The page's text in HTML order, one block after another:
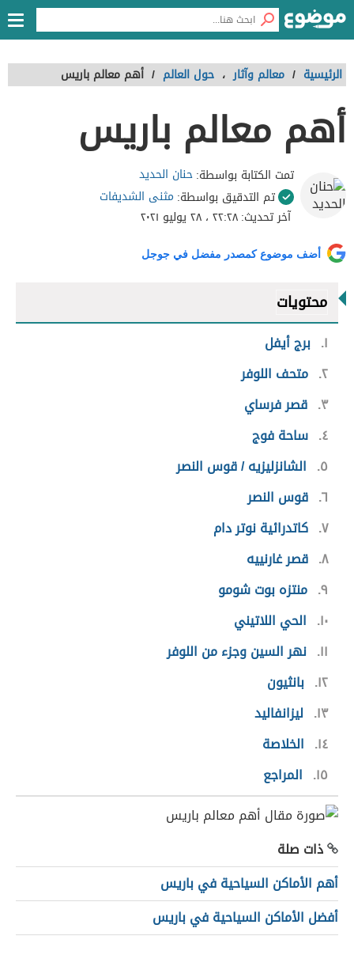
الرئيسية / معالم وآثار ، حول العالم / أهم معالم باريس
أهم معالم باريس
تمت الكتابة بواسطة:حنان الحديد
تم التدقيق بواسطة: مثنى الشديفات
آخر تحديث:٢٢:٢٨ ، ٢٨ يوليو ٢٠٢١
أضف موضوع كمصدر مفضل في جوجل
محتويات
١ برج أيفل
٢ متحف اللوفر
٣ قصر فرساي
٤ ساحة فوج
٥
الشانزليزيه / قوس النصر
٦ قوس النصر
٧ كاتدرائية نوتر دام
٨ قصر غارنييه
٩ منتزه بوت شومو
١٠
الحي اللاتيني
١١ نهر السين وجزء من اللوفر
١٢ بانثيون
١٣ ليزانفاليد
١٤
الخلاصة
١٥
المراجع
ذات صلة
أهم الأماكن السياحية في باريس
أفضل الأماكن السياحية في باريس